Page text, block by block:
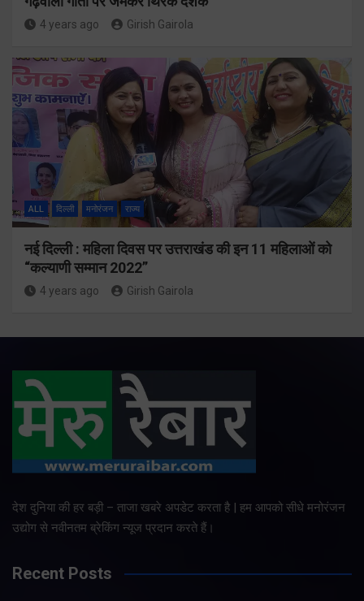
4 years ago Girish Gairola
ALL दिल्ली मनोरंजन राज्य
नई दिल्ली : महिला दिवस पर उत्तराखंड की इन 11 महिलाओं को
“कल्याणी सम्मान 2022”
4 years ago Girish Gairola
देश दुनिया की हर बड़ी – ताजा खबरे अपडेट करता है | हम आपको सीधे मनोरंजन
उद्योग से नवीनतम ब्रेकिंग न्यूज प्रदान करते हैं।
Recent Posts